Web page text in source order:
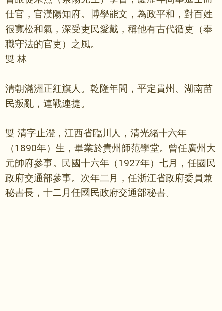
仕官，官漢陽知府。博學能文，為政平和，對百姓
很寬松和氣，深受吏民愛戴，稱他有古代循吏（奉
職守法的官吏）之風。
雙 林
清朝滿洲正紅旗人。乾隆年間，平定貴州、湖南苗
民叛亂，連戰連捷。
雙 清字止澄，江西省臨川人，清光緒十六年
（1890年）生，畢業於貴州師范學堂。曾任廣州大
元帥府參事。民國十六年（1927年）七月，任國民
政府交通部參事。次年二月，任浙江省政府委員兼
秘書長，十二月任國民政府交通部秘書。